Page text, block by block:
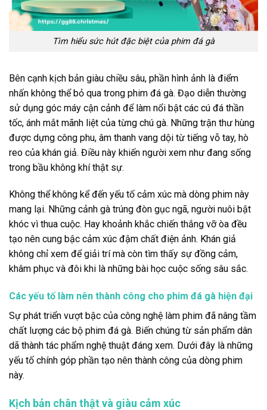
Tìm hiểu sức hút đặc biệt của phim đá gà
Bên cạnh kịch bản giàu chiều sâu, phần hình ảnh là điểm
nhấn không thể bỏ qua trong phim đá gà. Đạo diễn thường
sử dụng góc máy cận cảnh để làm nổi bật các cú đá thần
tốc, ánh mắt mãnh liệt của từng chú gà. Những trận thư hùng
được dựng công phu, âm thanh vang dội từ tiếng vỗ tay, hò
reo của khán giả. Điều này khiến người xem như đang sống
trong bầu không khí thật sự.
Không thể không kể đến yếu tố cảm xúc mà dòng phim này
mang lại. Những cảnh gà trúng đòn gục ngã, người nuôi bật
khóc vì thua cuộc. Hay khoảnh khắc chiến thắng vỡ òa đều
tạo nên cung bậc cảm xúc đậm chất điện ảnh. Khán giả
không chỉ xem để giải trí mà còn tìm thấy sự đồng cảm,
khâm phục và đôi khi là những bài học cuộc sống sâu sắc.
Các yếu tố làm nên thành công cho phim đá gà hiện đại
Sự phát triển vượt bậc của công nghệ làm phim đã nâng tầm
chất lượng các bộ phim đá gà. Biến chúng từ sản phẩm dân
dã thành tác phẩm nghệ thuật đáng xem. Dưới đây là những
yếu tố chính góp phần tạo nên thành công của dòng phim
này.
Kịch bản chân thật và giàu cảm xúc